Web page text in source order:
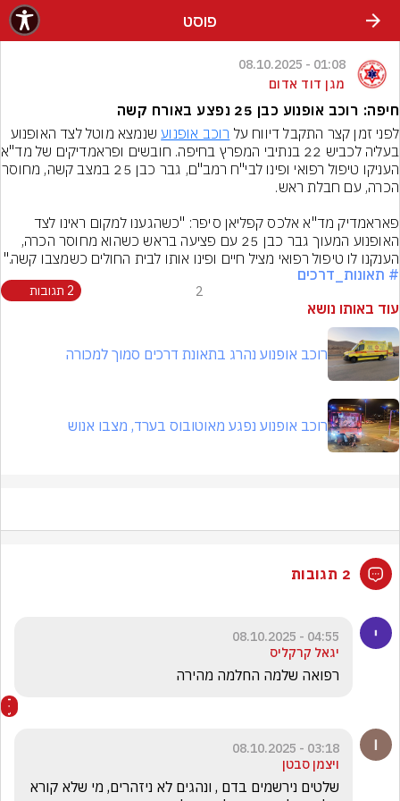
פוסט
01:08 - 08.10.2025
מגן דוד אדום
חיפה: רוכב אופנוע כבן 25 נפצע באורח קשה
לפני זמן קצר התקבל דיווח על רוכב אופנוע
העניקו טיפול רפואי
הענקנו לו טיפול רפואי מציל חיים ופינו אותו לבית החולים כשמצבו קשה."
# תאונות_דרכים
2 2 תגובות
עוד באותו נושא
רוכב אופנוע נהרג בתאונת דרכים סמוך למכורה
רוכב אופנוע נפגע מאוטובוס בערד, מצבו אנוש
2 תגובות
04:55 - 08.10.2025
יגאל קרקליס
רפואה שלמה החלמה מהירה
03:18 - 08.10.2025
ויצמן סבטן